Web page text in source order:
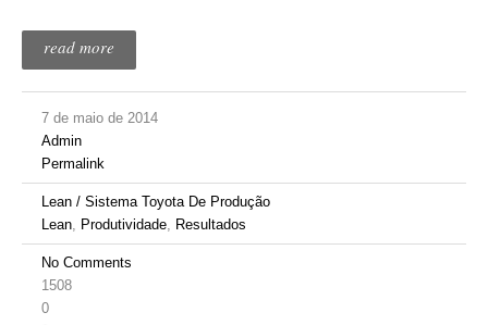
read more
7 de maio de 2014
Admin
Permalink
Lean / Sistema Toyota De Produção
Lean, Produtividade, Resultados
No Comments
1508
0